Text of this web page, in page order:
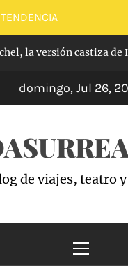
la versión castiza de
domingo, Jul 26,
de viajes, teatro
principal